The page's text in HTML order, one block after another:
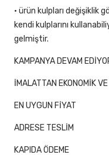
• ürün kulpları
kendi kulplarını
gelmiştir.
KAMPANYA DEVAM
İMALATTAN EKONOMİK
EN UYGUN FİYAT
ADRESE TESLİM
KAPIDA ÖDEME